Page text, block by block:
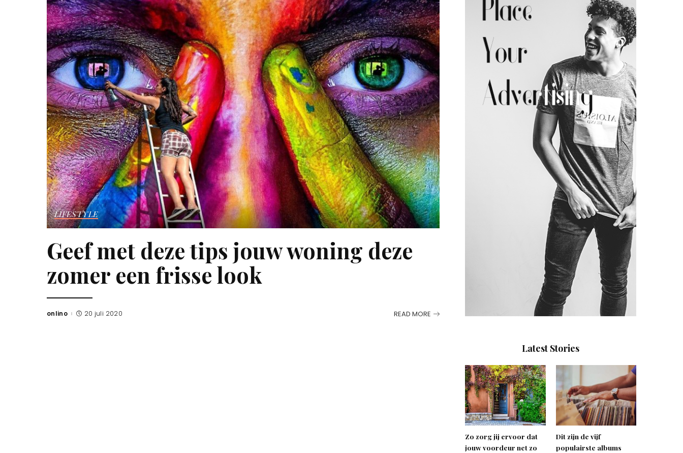
LIFESTYLE
Geef met deze tips jouw woning deze
zomer een frisse look
Posted
onlino 20 juli 2020 READ MORE
Latest Stories
Zo zorg jij ervoor dat
jouw voordeur net zo
Dit zijn de vijf
populairste albums